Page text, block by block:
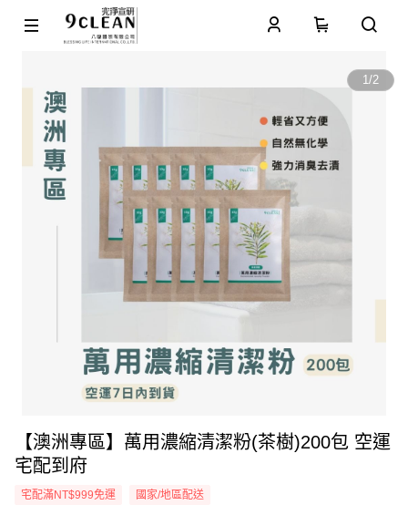
1/2
【澳洲專區】萬用濃縮清潔粉(茶樹)200包 空運
宅配到府
宅配滿NT$999免運 國家/地區配送